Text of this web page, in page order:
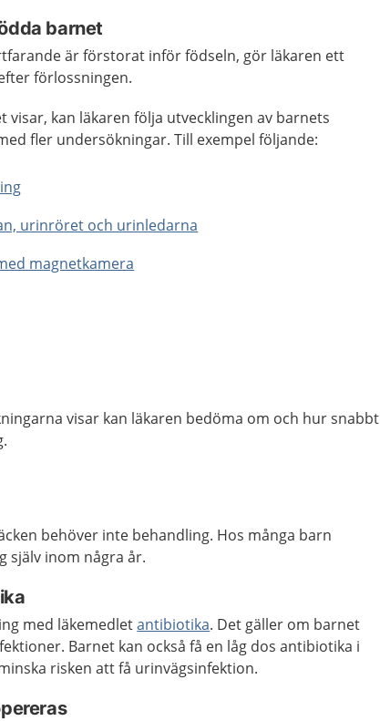
barnet
är förstorat inför födseln, gör läkaren ett
förlossningen.
visar, kan läkaren följa utvecklingen av barnets
fler undersökningar. Till exempel följande:
urinröret och urinledarna
magnetkamera
visar kan läkaren bedöma om och hur snabbt
behöver inte behandling. Hos många barn
själv inom några år.
med läkemedletantibiotika. Det gäller om barnet
Barnet kan också få en låg dos antibiotika i
risken att få urinvägsinfektion.